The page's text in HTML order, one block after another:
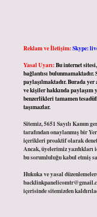
Reklam ve İletişim:Skype:
Yasal Uyarı:Bu internet
bağlantısı bulunmamaktadır.
paylaşılmaktadır. Burada
ve kişiler hakkında paylaşım
benzerlikleri tamamen
taşımazlar.
Sitemiz, 5651 Sayılı Kanun
tarafından onaylanmış bir
içerikleri proaktif olarak
Ancak, üyelerimiz yazdıkları
bu sorumluluğu kabul etmiş
Hukuka ve yasal
içerisinde sitemizden